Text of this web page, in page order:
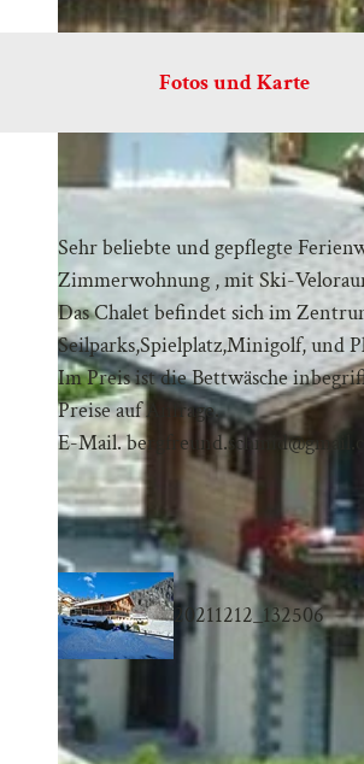
Fotos und Karte
Sehr beliebte und gepflegte
Zimmerwohnung , mit Ski-
Das Chalet befindet sich im
Seilparks,Spielplatz,Minigolf, und
Im Preis ist die Bettwäsche
Preise auf Anfrage.
E-Mail.
20211212_132506